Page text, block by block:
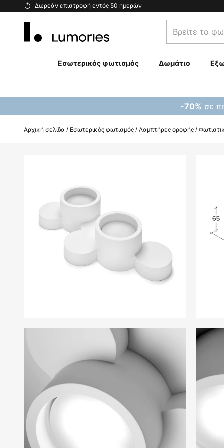
Δωρεάν επιστροφή εντός 50 ημερών
Μετάβαση
Βρείτε
το
σας...
Εσωτερικός φωτισμός Δωμάτιο
-70% σε
Αρχική σελίδα Εσωτερικός φωτισμός Λαμπτήρες οροφής
συλλογής
εικόνων